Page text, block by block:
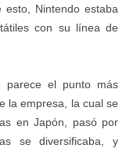
esto, Nintendo estaba
con su línea de
el punto más
la empresa, la cual se
en Japón, pasó por
se diversificaba, y